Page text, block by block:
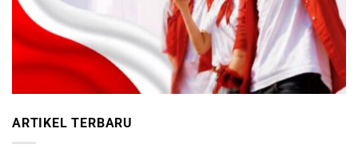
ARTIKEL TERBARU